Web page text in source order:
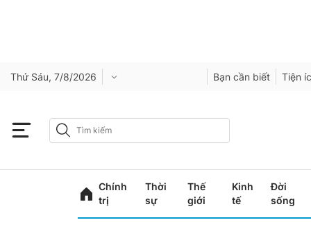
Thứ Sáu, 7/8/2026 Bạn cần biết Tiện
Chính
trị
Thời
sự
Thế
giới
Kinh
tế
Đời
sống